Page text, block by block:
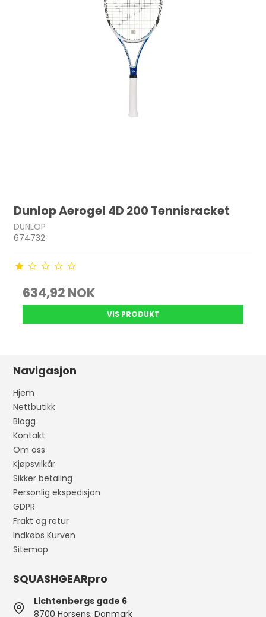
Dunlop Aerogel 4D 200 Tennisracket
DUNLOP
674732
634,92 NOK
VIS PRODUKT
Navigasjon
Hjem
Nettbutikk
Blogg
Kontakt
Om oss
Kjøpsvilkår
Sikker betaling
Personlig ekspedisjon
GDPR
Frakt og retur
Indkøbs Kurven
Sitemap
SQUASHGEARpro
Lichtenbergs gade 6
8700 Horsens, Danmark